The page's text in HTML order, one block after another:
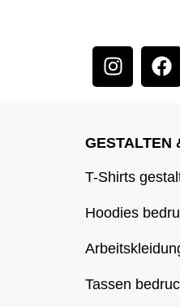
GESTALTEN
T-Shirts
Hoodies
Tassen